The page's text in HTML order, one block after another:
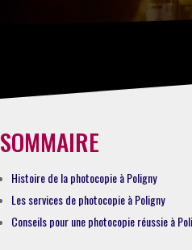
SOMMAIRE
Histoire de la photocopie à Poligny
Les services de photocopie à Poligny
Conseils pour une photocopie réussie à